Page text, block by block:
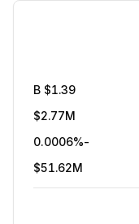
$1.39 B
$2.77M
-0.0006%
$51.62M